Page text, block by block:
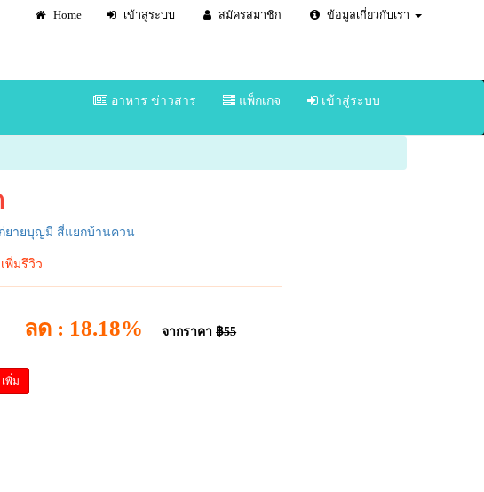
Home เข้าสู่ระบบ สมัครสมาชิก ข้อมูลเกี่ยวกับเรา
อาหาร ข่าวสาร แพ็กเกจ เข้าสู่ระบบ
ยายบุญมี สี่แยกบ้านควน
เพิ่มรีวิว
ลด : 18.18% จากราคา฿55
เพิ่ม